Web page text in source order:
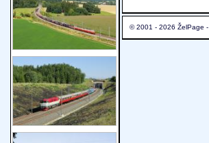
© 2001 - 2026 ŽelPage -